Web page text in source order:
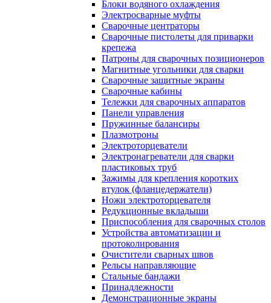
Блоки водяного охлаждения
Электросварные муфты
Сварочные центраторы
Сварочные пистолеты для приварки
крепежа
Патроны для сварочных позиционеров
Магнитные угольники для сварки
Сварочные защитные экраны
Сварочные кабины
Тележки для сварочных аппаратов
Панели управления
Пружинные балансиры
Плазмотроны
Электроторцеватели
Электронагреватели для сварки
пластиковых труб
Зажимы для крепления коротких
втулок (фланцедержатели)
Ножи электроторцевателя
Редукционные вкладыши
Приспособления для сварочных столов
Устройства автоматизации и
протоколирования
Очистители сварных швов
Рельсы направляющие
Стальные бандажи
Принадлежности
Демонстрационные экраны